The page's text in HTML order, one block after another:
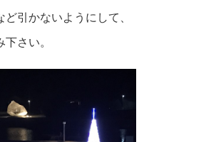
引かないようにして、
さい。